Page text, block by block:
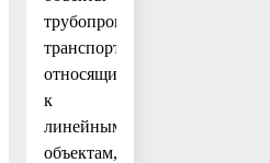
трубопроводного
транспорта,
относящиеся
к
линейным
объектам,